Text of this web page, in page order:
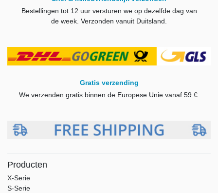
Bestellingen tot 12 uur versturen we op dezelfde dag van
de week. Verzonden vanuit Duitsland.
Gratis verzending
We verzenden gratis binnen de Europese Unie vanaf 59 €.
Producten
X-Serie
S-Serie